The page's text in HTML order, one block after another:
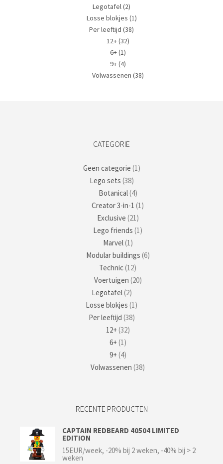
Legotafel(2)
Losse blokjes (1)
Per leeftijd (38)
12+(32)
6+(1)
9+(4)
Volwassenen (38)
CATEGORIE
Geen categorie (1)
Lego sets (38)
Botanical(4)
Creator 3-in-1 (1)
Exclusive (21)
Lego friends (1)
Marvel(1)
Modular buildings (6)
Technic(12)
Voertuigen (20)
Legotafel(2)
Losse blokjes (1)
Per leeftijd (38)
12+ (32)
6+ (1)
9+ (4)
Volwassenen (38)
RECENTE PRODUCTEN
CAPTAIN REDBEARD 40504 LIMITED
EDITION
15EUR/week, -20% bij 2 weken, -40% bij > 2
weken